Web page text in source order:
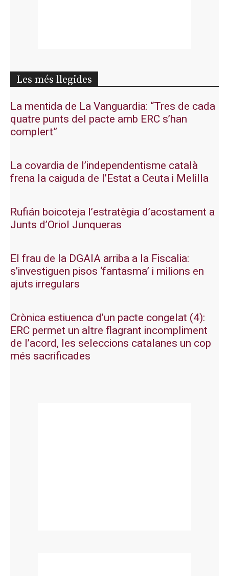
Les més llegides
La mentida de La Vanguardia: “Tres de cada
quatre punts del pacte amb ERC s’han
complert”
La covardia de l’independentisme català
frena la caiguda de l’Estat a Ceuta i Melilla
Rufián boicoteja l’estratègia d’acostament a
Junts d’Oriol Junqueras
El frau de la DGAIA arriba a la Fiscalia:
s’investiguen pisos ‘fantasma’ i milions en
ajuts irregulars
Crònica estiuenca d’un pacte congelat (4):
ERC permet un altre flagrant incompliment
de l’acord, les seleccions catalanes un cop
més sacrificades